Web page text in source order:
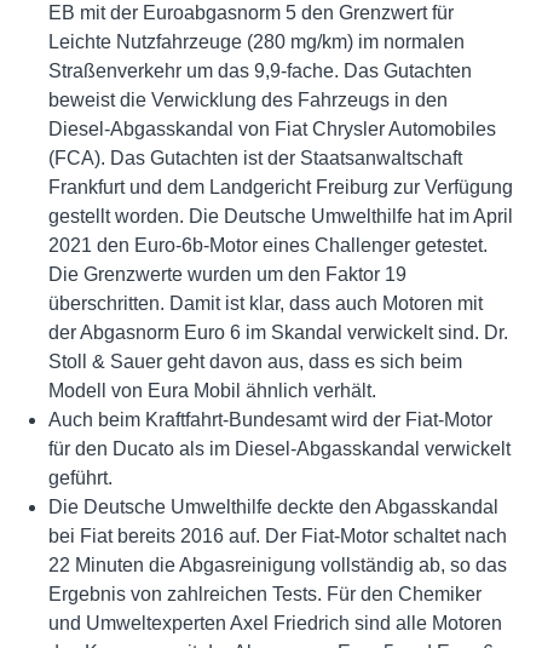
EB mit der Euroabgasnorm 5 den Grenzwert für
Leichte Nutzfahrzeuge (280 mg/km) im normalen
Straßenverkehr um das 9,9-fache. Das Gutachten
beweist die Verwicklung des Fahrzeugs in den
Diesel-Abgasskandal von Fiat Chrysler Automobiles
(FCA). Das Gutachten ist der Staatsanwaltschaft
Frankfurt und dem Landgericht Freiburg zur Verfügung
gestellt worden. Die Deutsche Umwelthilfe hat im April
2021 den Euro-6b-Motor eines Challenger getestet.
Die Grenzwerte wurden um den Faktor 19
überschritten. Damit ist klar, dass auch Motoren mit
der Abgasnorm Euro 6 im Skandal verwickelt sind. Dr.
Stoll & Sauer geht davon aus, dass es sich beim
Modell von Eura Mobil ähnlich verhält.
Auch beim Kraftfahrt-Bundesamt wird der Fiat-Motor
für den Ducato als im Diesel-Abgasskandal verwickelt
geführt.
Die Deutsche Umwelthilfe deckte den Abgasskandal
bei Fiat bereits 2016 auf. Der Fiat-Motor schaltet nach
22 Minuten die Abgasreinigung vollständig ab, so das
Ergebnis von zahlreichen Tests. Für den Chemiker
und Umweltexperten Axel Friedrich sind alle Motoren